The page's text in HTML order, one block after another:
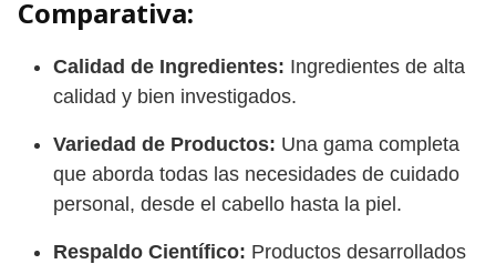
Comparativa:
Calidad de Ingredientes: Ingredientes de alta
calidad y bien investigados.
Variedad de Productos: Una gama completa
que aborda todas las necesidades de cuidado
personal, desde el cabello hasta la piel.
Respaldo Científico: Productos desarrollados